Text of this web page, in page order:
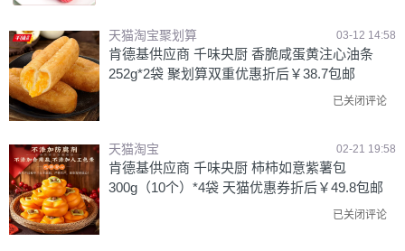
天猫淘宝聚划算 03-12 14:58
肯德基供应商 千味央厨 香脆咸蛋黄注心油条
252g*2袋 聚划算双重优惠折后￥38.7包邮
已关闭评论
天猫淘宝 02-21 19:58
肯德基供应商 千味央厨 柿柿如意紫薯包
300g（10个）*4袋 天猫优惠券折后￥49.8包邮
已关闭评论